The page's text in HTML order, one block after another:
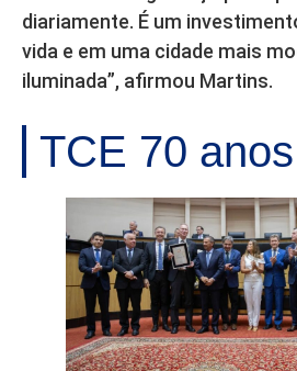
diariamente. É um
vida e em uma cidade mais
iluminada”, afirmou Martins.
TCE 70 anos